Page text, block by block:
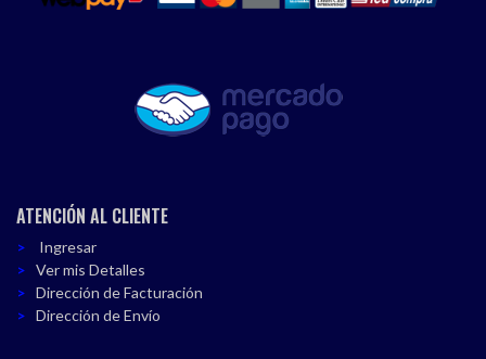
ATENCIÓN AL CLIENTE
Ingresar
Ver mis Detalles
Dirección de Facturación
Dirección de Envío